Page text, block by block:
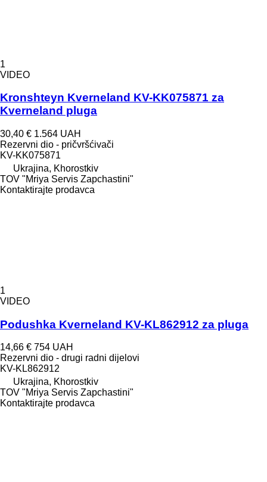
1
VIDEO
Kronshteyn Kverneland KV-KK075871 za
Kverneland pluga
30,40 € 1.564 UAH
Rezervni dio - pričvršćivači
KV-KK075871
Ukrajina, Khorostkiv
TOV "Mriya Servis Zapchastini"
Kontaktirajte prodavca
1
VIDEO
Podushka Kverneland KV-KL862912 za pluga
14,66 € 754 UAH
Rezervni dio - drugi radni dijelovi
KV-KL862912
Ukrajina, Khorostkiv
TOV "Mriya Servis Zapchastini"
Kontaktirajte prodavca